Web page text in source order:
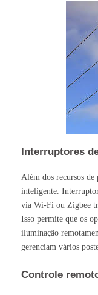
Interruptores
Além dos recursos de
inteligente.
via Wi-Fi ou Zigbee
Isso permite que os
iluminação
gerenciam vários
Controle